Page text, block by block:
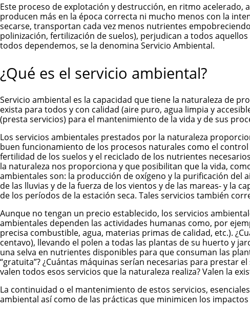
Este proceso de explotación y destrucción, en ritmo
producen más en la época correcta ni mucho menos con la
secarse, transportan cada vez menos nutrientes
polinización, fertilización de suelos), perjudican a todos
todos dependemos, se la denomina Servicio Ambiental.
¿Qué es el servicio ambiental?
Servicio ambiental es la capacidad que tiene la naturaleza de
exista para todos y con calidad (aire puro, agua limpia y
(presta servicios) para el mantenimiento de la vida y de sus
Los servicios ambientales prestados por la naturaleza
buen funcionamiento de los procesos naturales como el
fertilidad de los suelos y el reciclado de los nutrientes
la naturaleza nos proporciona y que posibilitan que la vida,
ambientales son: la producción de oxígeno y la purificación del
de las lluvias y de la fuerza de los vientos y de las mareas- y la
de los períodos de la estación seca. Tales servicios también
Aunque no tengan un precio establecido, los servicios
ambientales dependen las actividades humanas como, por
precisa combustible, agua, materias primas de calidad, etc.).
centavo), llevando el polen a todas las plantas de su huerto y
una selva en nutrientes disponibles para que consuman las
“gratuita”? ¿Cuántas máquinas serían necesarias para prestar
valen todos esos servicios que la naturaleza realiza? Valen la
La continuidad o el mantenimiento de estos servicios,
ambiental así como de las prácticas que minimicen los